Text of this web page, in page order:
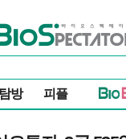
이오스펙테이터
탐방 피플